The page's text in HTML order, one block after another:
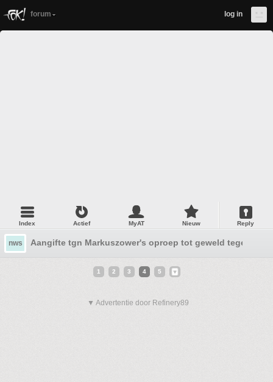
forum log in
Index Actief MyAT Nieuw Reply
nws Aangifte tgn Markuszower's oproep tot geweld tegen
1 2 3 4 5
▼ Advertentie door Refinery89